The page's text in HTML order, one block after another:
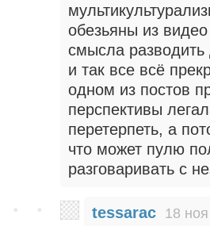
обезьяны из
смысла разводить
и так все всё
одном из постов
перспективы
перетерпеть, а
что может пулю
разговаривать с
tessarac 18